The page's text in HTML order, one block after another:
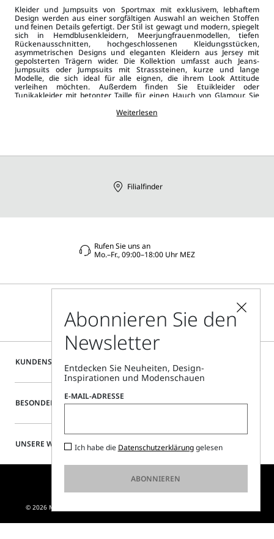
Kleider und Jumpsuits von Sportmax mit exklusivem, lebhaftem
Design werden aus einer sorgfältigen Auswahl an weichen Stoffen
und feinen Details gefertigt. Der Stil ist gewagt und modern, spiegelt
sich in Hemdblusenkleidern, Meerjungfrauenmodellen, tiefen
Rückenausschnitten, hochgeschlossenen Kleidungsstücken,
asymmetrischen Designs und eleganten Kleidern aus Jersey mit
gepolsterten Trägern wider. Die Kollektion umfasst auch Jeans-
Jumpsuits oder Jumpsuits mit Strasssteinen, kurze und lange
Modelle, die sich ideal für alle eignen, die ihrem Look Attitude
verleihen möchten. Außerdem finden Sie Etuikleider oder
Tunikakleider mit betonter Taille für einen Hauch von Glamour. Sie
von Versionen aus Strick oderDenimwählen. Moderne Modelle mit
sowieMänteln,Jacken oder Blazernergibt ein müheloses,
Weiterlesen
KUNDENSERVICE
BESONDERE SERVICES
UNSERE WEBSITE
Filialfinder
Rufen Sie uns an
Mo.–Fr., 09:00–18:00 Uhr MEZ
© 2026 MAX MARA S.R.L. P. IVA NR. 01397620350 - ESW VAT NR. IE9740240D
Abonnieren Sie den
Newsletter
Entdecken Sie Neuheiten, Design-
Inspirationen und Modenschauen
E-MAIL-ADRESSE
Ich habe die Datenschutzerklärunggelesen
ABONNIEREN